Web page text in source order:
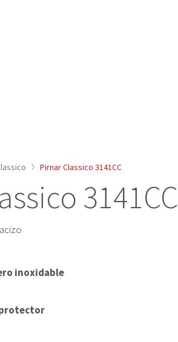
Pirnar Classico 3141CC
3141CC
inoxidable